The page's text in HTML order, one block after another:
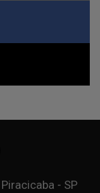
- SP